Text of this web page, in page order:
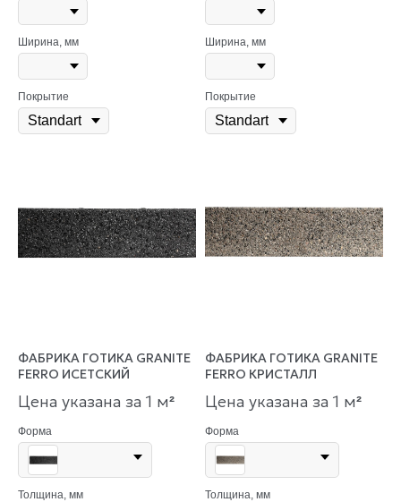
Ширина, мм
Покрытие
Ширина, мм
Покрытие
ФАБРИКА ГОТИКА GRANITE
FERRO ИСЕТСКИЙ
Цена указана за 1 м²
Форма
Толщина, мм
ФАБРИКА ГОТИКА GRANITE
FERRO КРИСТАЛЛ
Цена указана за 1 м²
Форма
Толщина, мм